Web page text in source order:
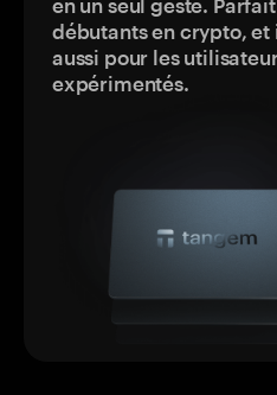
en un seul geste.
débutants en crypto, et
aussi pour les
expérimentés.